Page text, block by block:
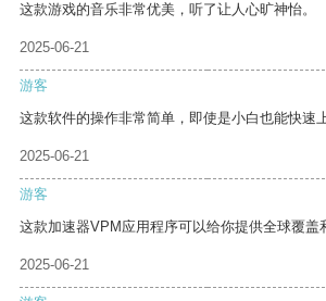
这款游戏的音乐非常优美，听了让人心旷神怡。
2025-06-21
游客
这款软件的操作非常简单，即使是小白也能快速上
2025-06-21
游客
这款加速器VPM应用程序可以给你提供全球覆盖
2025-06-21